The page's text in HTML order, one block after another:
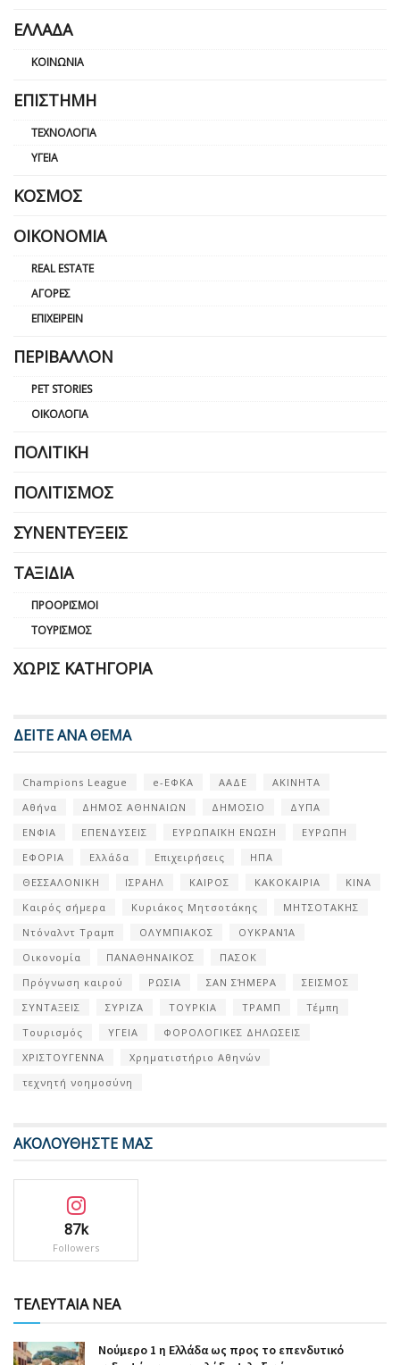
ΕΛΛΆΔΑ
ΚΟΙΝΩΝΊΑ
ΕΠΙΣΤΉΜΗ
ΤΕΧΝΟΛΟΓΊΑ
ΥΓΕΊΑ
ΚΌΣΜΟΣ
ΟΙΚΟΝΟΜΊΑ
REAL ESTATE
ΑΓΟΡΈΣ
ΕΠΙΧΕΙΡΕΊΝ
ΠΕΡΙΒΆΛΛΟΝ
PET STORIES
ΟΙΚΟΛΟΓΊΑ
ΠΟΛΙΤΙΚΉ
ΠΟΛΙΤΙΣΜΌΣ
ΣΥΝΕΝΤΕΎΞΕΙΣ
ΤΑΞΊΔΙΑ
ΠΡΟΟΡΙΣΜΟΊ
ΤΟΥΡΙΣΜΌΣ
ΧΩΡΊΣ ΚΑΤΗΓΟΡΊΑ
ΔΕΙΤΕ ΑΝΑ ΘΕΜΑ
Champions League e-ΕΦΚΑ ΑΑΔΕ
ΑΚΙΝΗΤΑ
Αθήνα
ΔΗΜΟΣ ΑΘΗΝΑΙΩΝ ΔΗΜΟΣΙΟ
ΔΥΠΑ
ΕΝΦΙΑ
ΕΠΕΝΔΥΣΕΙΣ ΕΥΡΩΠΑΪΚΗ ΕΝΩΣΗ
ΕΥΡΩΠΗ
ΕΦΟΡΙΑ
Ελλάδα Επιχειρήσεις
ΗΠΑ
ΘΕΣΣΑΛΟΝΙΚΗ
ΙΣΡΑΗΛ ΚΑΙΡΟΣ ΚΑΚΟΚΑΙΡΙΑ
ΚΙΝΑ
Καιρός σήμερα
Κυριάκος Μητσοτάκης
ΜΗΤΣΟΤΑΚΗΣ
Ντόναλντ Τραμπ
ΟΛΥΜΠΙΑΚΟΣ
ΟΥΚΡΑΝΊΑ
Οικονομία
ΠΑΝΑΘΗΝΑΙΚΟΣ
ΠΑΣΟΚ
Πρόγνωση καιρού
ΡΩΣΙΑ ΣΑΝ ΣΉΜΕΡΑ
ΣΕΙΣΜΟΣ
ΣΥΝΤΑΞΕΙΣ
ΣΥΡΙΖΑ ΤΟΥΡΚΙΑ ΤΡΑΜΠ
Τέμπη
Τουρισμός
ΥΓΕΙΑ
ΦΟΡΟΛΟΓΙΚΕΣ ΔΗΛΩΣΕΙΣ
ΧΡΙΣΤΟΥΓΕΝΝΑ
Χρηματιστήριο Αθηνών
τεχνητή νοημοσύνη
ΑΚΟΛΟΥΘΗΣΤΕ ΜΑΣ
87k
Followers
ΤΕΛΕΥΤΑΙΑ ΝΕΑ
Nούμερο 1 η Ελλάδα ως προς το επενδυτικό